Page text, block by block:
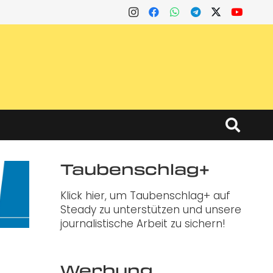
Taubenschlag+
Klick hier, um Taubenschlag+ auf
Steady zu unterstützen und unsere
journalistische Arbeit zu sichern!